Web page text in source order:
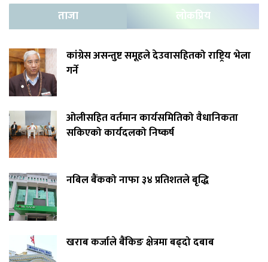
ताजा लोकप्रिय
कांग्रेस असन्तुष्ट समूहले देउवासहितको राष्ट्रिय भेला
गर्ने
ओलीसहित वर्तमान कार्यसमितिको वैधानिकता
सकिएको कार्यदलको निष्कर्ष
नबिल बैंकको नाफा ३४ प्रतिशतले बृद्धि
खराब कर्जाले बैंकिङ क्षेत्रमा बढ्दो दबाब